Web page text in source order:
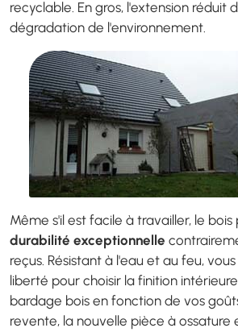
recyclable. En gros, l'extension réduit
dégradation de l'environnement.
Même s'il est facile à travailler, le bois
durabilité exceptionnelle
reçus. Résistant à l'eau et au feu,
liberté pour choisir la finition
bardage bois en fonction de vos
revente, la nouvelle pièce à ossature